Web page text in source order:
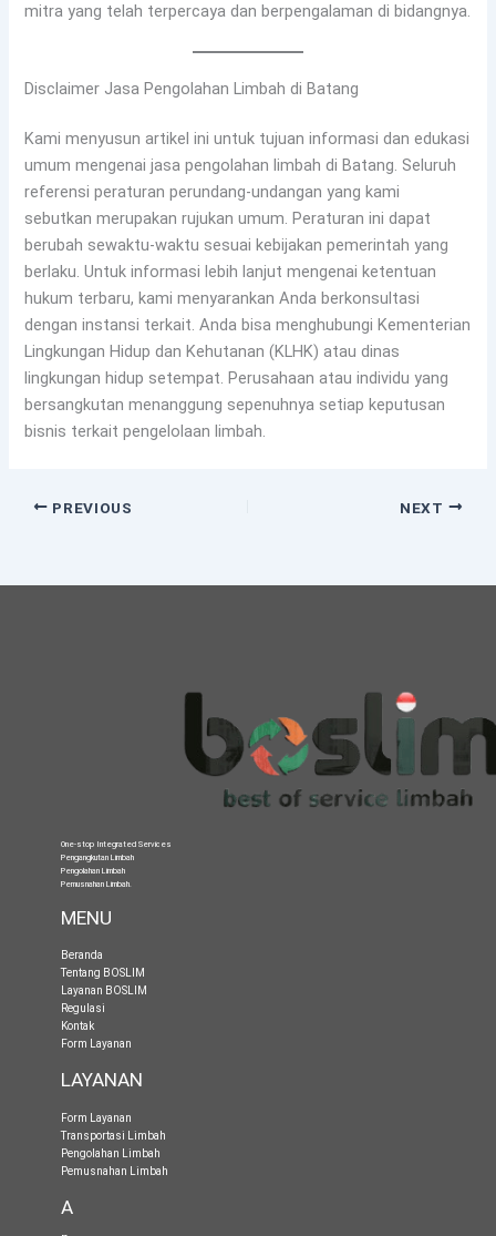
mitra yang telah terpercaya dan berpengalaman di bidangnya.
Disclaimer Jasa Pengolahan Limbah di Batang
Kami menyusun artikel ini untuk tujuan informasi dan edukasi
umum mengenai jasa pengolahan limbah di Batang. Seluruh
referensi peraturan perundang-undangan yang kami
sebutkan merupakan rujukan umum. Peraturan ini dapat
berubah sewaktu-waktu sesuai kebijakan pemerintah yang
berlaku. Untuk informasi lebih lanjut mengenai ketentuan
hukum terbaru, kami menyarankan Anda berkonsultasi
dengan instansi terkait. Anda bisa menghubungi Kementerian
Lingkungan Hidup dan Kehutanan (KLHK) atau dinas
lingkungan hidup setempat. Perusahaan atau individu yang
bersangkutan menanggung sepenuhnya setiap keputusan
bisnis terkait pengelolaan limbah.
PREVIOUS NEXT
One-stop Integrated Services
Pengangkutan Limbah
Pengolahan Limbah
Pemusnahan Limbah.
MENU
Beranda
Tentang BOSLIM
Layanan BOSLIM
Regulasi
Kontak
Form Layanan
LAYANAN
Form Layanan
Transportasi Limbah
Pengolahan Limbah
Pemusnahan Limbah
A